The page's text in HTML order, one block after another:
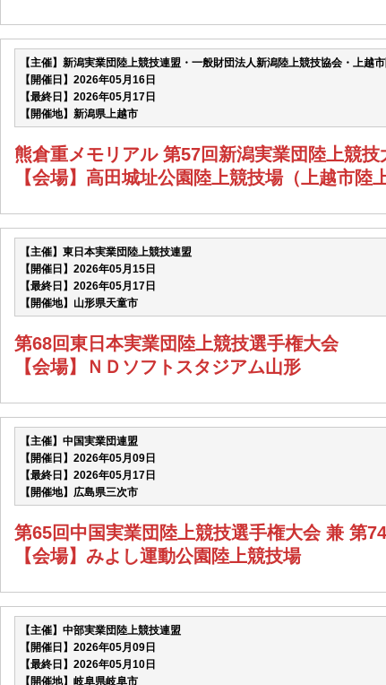
【主催】新潟実業団陸上競技連盟・一般財団法人新潟陸上競技協会・上越
【開催日】2026年05月16日
【最終日】2026年05月17日
【開催地】新潟県上越市
熊倉重メモリアル 第57回新潟実業団陸上競
【会場】高田城址公園陸上競技場（上越市陸
【主催】東日本実業団陸上競技連盟
【開催日】2026年05月15日
【最終日】2026年05月17日
【開催地】山形県天童市
第68回東日本実業団陸上競技選手権大会
【会場】ＮＤソフトスタジアム山形
【主催】中国実業団連盟
【開催日】2026年05月09日
【最終日】2026年05月17日
【開催地】広島県三次市
第65回中国実業団陸上競技選手権大会 兼 第
【会場】みよし運動公園陸上競技場
【主催】中部実業団陸上競技連盟
【開催日】2026年05月09日
【最終日】2026年05月10日
【開催地】岐阜県岐阜市